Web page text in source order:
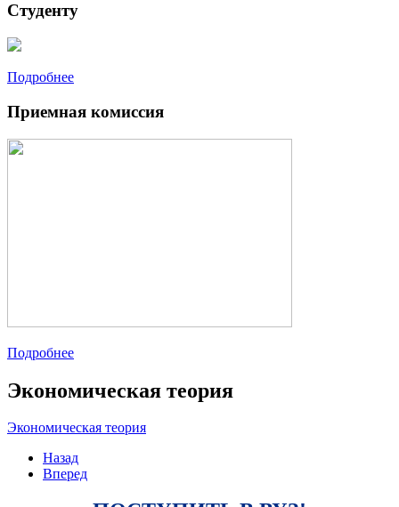
Студенту
Подробнее
Приемная комиссия
Подробнее
Экономическая теория
Экономическая теория
Назад
Вперед